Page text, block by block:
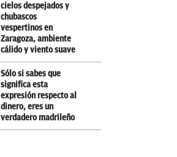
cielos despejados y
chubascos
vespertinos en
Zaragoza, ambiente
cálido y viento suave
Sólo si sabes que
significa esta
expresión respecto al
dinero, eres un
verdadero madrileño